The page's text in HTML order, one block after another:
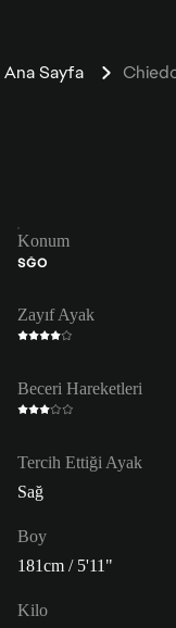
Ana Sayfa
Konum
SĞO
Zayıf Ayak
Beceri Hareketleri
Tercih Ettiği Ayak
Sağ
Boy
181cm / 5'11"
Kilo